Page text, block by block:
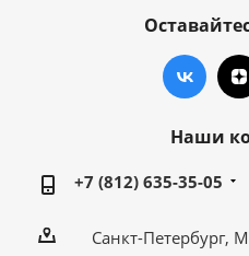
Наши
+7 (812) 635-35-05
Санкт-Петербург,